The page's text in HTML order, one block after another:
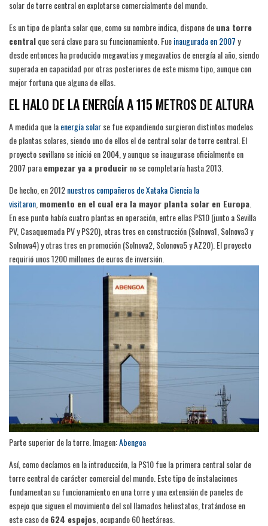
solar de torre central en explotarse comercialmente del mundo.
Es un tipo de planta solar que, como su nombre indica, dispone deuna torre
centralque será clave para su funcionamiento. Fueinaugurada en 2007y
desde entonces ha producido megavatios y megavatios de energía al año, siendo
superada en capacidad por otras posteriores de este mismo tipo, aunque con
mejor fortuna que alguna de ellas.
EL HALO DE LA ENERGÍA A 115 METROS DE ALTURA
A medida que laenergía solarse fue expandiendo surgieron distintos modelos
de plantas solares, siendo uno de ellos el de central solar de torre central. El
proyecto sevillano se inició en 2004, y aunque se inaugurase oficialmente en
2007 paraempezar ya a producirno se completaría hasta 2013.
De hecho, en 2012nuestros compañeros de Xataka Ciencia la
visitaron,momento en el cual era la mayor planta solar en Europa.
En ese punto había cuatro plantas en operación, entre ellas PS10 (junto a Sevilla
PV, Casaquemada PV y PS20), otras tres en construcción (Solnova1, Solnova3 y
Solnova4) y otras tres en promoción (Solnova2, Solonova5 y AZ20). El proyecto
requirió unos 1200 millones de euros de inversión.
Parte superior de la torre. Imagen:Abengoa
Así, como decíamos en la introducción, la PS10 fue la primera central solar de
torre central de carácter comercial del mundo. Este tipo de instalaciones
fundamentan su funcionamiento en una torre y una extensión de paneles de
espejo que siguen el movimiento del sol llamados heliostatos, tratándose en
este caso de624 espejos , ocupando 60 hectáreas.